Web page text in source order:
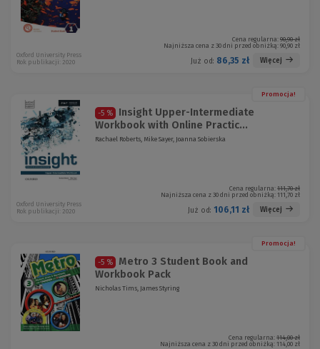
Cena regularna: 90,90 zł
Najniższa cena z 30 dni przed obniżką: 90,90 zł
Już od: 86,35 zł Więcej
Oxford University Press
Rok publikacji: 2020
Promocja!
-5 %
Insight Upper-Intermediate
Workbook with Online Practic...
Rachael Roberts, Mike Sayer, Joanna Sobierska
Cena regularna: 111,70 zł
Najniższa cena z 30 dni przed obniżką: 111,70 zł
Już od: 106,11 zł Więcej
Oxford University Press
Rok publikacji: 2020
Promocja!
-5 %
Metro 3 Student Book and
Workbook Pack
Nicholas Tims, James Styring
Cena regularna: 114,00 zł
Najniższa cena z 30 dni przed obniżką: 114,00 zł